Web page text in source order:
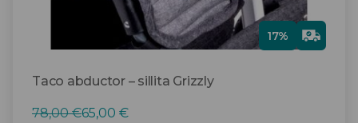
Taco abductor – sillita Grizzly
17%
Gra
tis
78,00€
El
65,00 €
El